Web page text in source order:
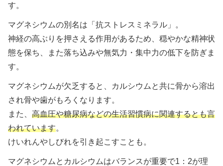
す。
マグネシウムの別名は「抗ストレスミネラル」。
神経の高ぶりを押さえる作用があるため、穏やかな精神状
態を保ち、また落ち込みや無気力・集中力の低下を防ぎま
す。
マグネシウムが欠乏すると、カルシウムと共に骨から溶出
され骨や歯がもろくなります。
また、 高血圧や糖尿病などの生活習慣病に関連するとも言
われています。
けいれんやしびれを引き起こすことも。
マグネシウムとカルシウムはバランスが重要で1：2が理